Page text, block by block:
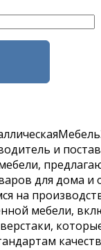
и
для дома и
на
мебели,